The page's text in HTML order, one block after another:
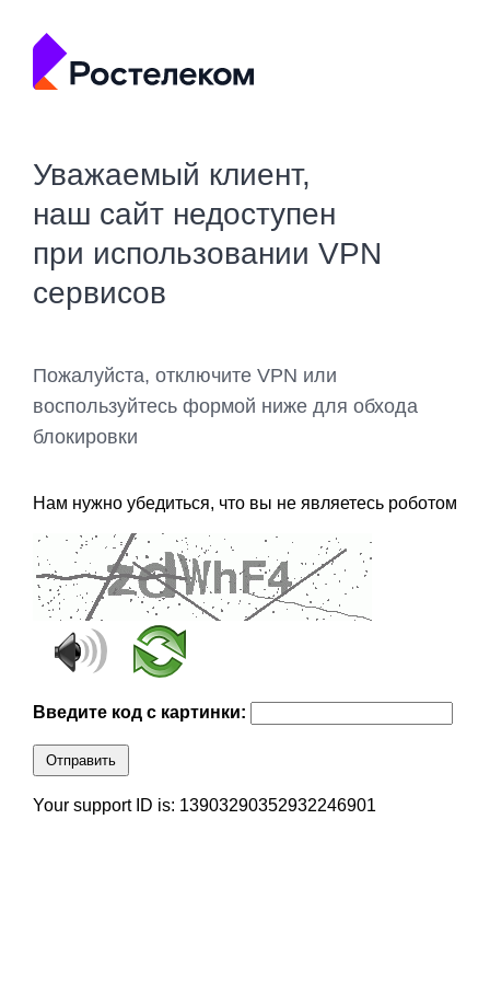
Уважаемый клиент,
наш сайт недоступен
при использовании VPN
сервисов
Пожалуйста, отключите VPN или
воспользуйтесь формой ниже для обхода
блокировки
Нам нужно убедиться, что вы не являетесь роботом
Введите код с картинки:
Отправить
Your support ID is: 13903290352932246901